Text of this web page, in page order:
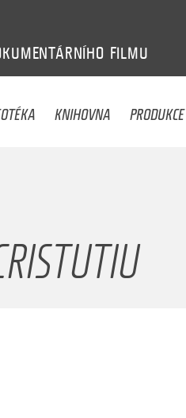
FILMU
KNIHOVNA PRODUKCE